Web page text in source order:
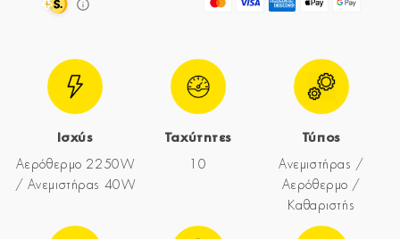
Ισχύς
Αερόθερμο 2250W
/ Ανεμιστήρας 40W
Ταχύτητες
10
Τύπος
Ανεμιστήρας /
Αερόθερμο /
Καθαριστής